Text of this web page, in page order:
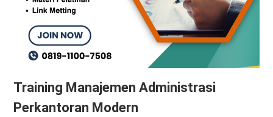
Training Manajemen Administrasi
Perkantoran Modern